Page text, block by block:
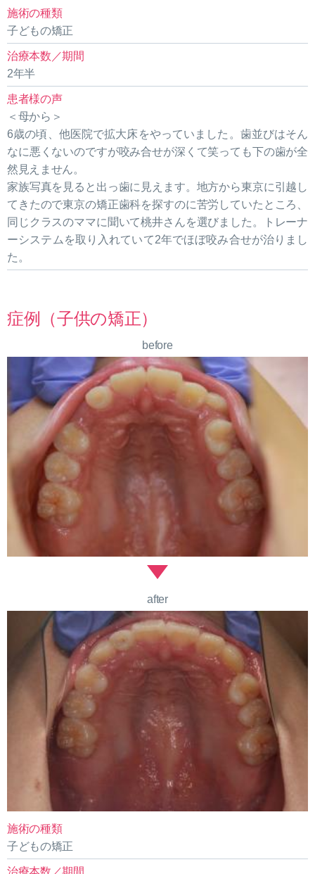
施術の種類
子どもの矯正
治療本数／期間
2年半
患者様の声
＜母から＞
6歳の頃、他医院で拡大床をやっていました。歯並びはそん
なに悪くないのですが咬み合せが深くて笑っても下の歯が全
然見えません。
家族写真を見ると出っ歯に見えます。地方から東京に引越し
てきたので東京の矯正歯科を探すのに苦労していたところ、
同じクラスのママに聞いて桃井さんを選びました。トレーナ
ーシステムを取り入れていて2年でほぼ咬み合せが治りまし
た。
症例（子供の矯正）
before
after
施術の種類
子どもの矯正
治療本数／期間